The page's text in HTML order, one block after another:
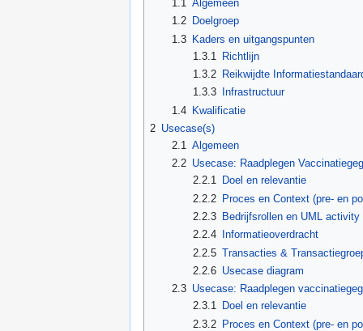
1.1 Algemeen
1.2
Doelgroep
1.3
Kaders en uitgangspunten
1.3.1
Richtlijn
1.3.2 Reikwijdte
1.3.3
Infrastructuur
1.4
Kwalificatie
2 Usecase(s)
2.1 Algemeen
2.2 Usecase: Raadplegen
2.2.1 Doel en relevantie
2.2.2 Proces en Context (pre- en
2.2.3 Bedrijfsrollen en UML activity
2.2.4
Informatieoverdracht
2.2.5 Transacties &
2.2.6 Usecase diagram
2.3 Usecase: Raadplegen
2.3.1 Doel en relevantie
2.3.2 Proces en Context (pre- en